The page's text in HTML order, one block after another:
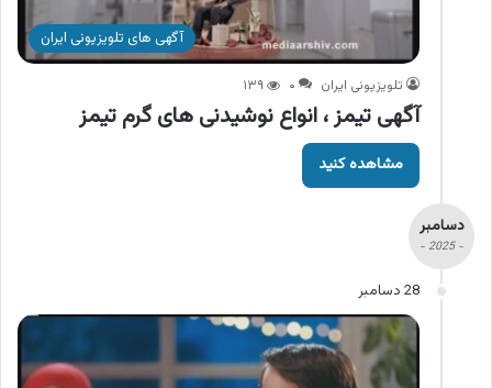
آگهی های تلویزیونی ایران
تلویزیونی ایران ۰ ۱۳۹
آگهی تیمز ، انواع نوشیدنی های گرم تیمز
مشاهده کنید
دسامبر
- 2025 -
28 دسامبر